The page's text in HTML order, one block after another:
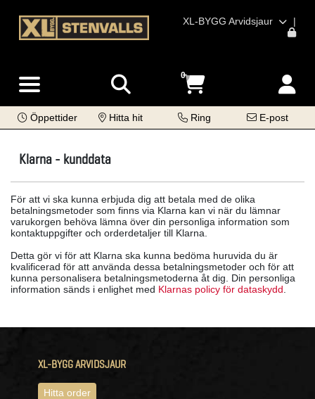
XL-BYGG Arvidsjaur |
0
Öppettider Hitta hit Ring E-post
Klarna - kunddata
För att vi ska kunna erbjuda dig att betala med de olika
betalningsmetoder som finns via Klarna kan vi när du lämnar
varukorgen behöva lämna över din personliga information som
kontaktuppgifter och orderdetaljer till Klarna.
Detta gör vi för att Klarna ska kunna bedöma huruvida du är
kvalificerad för att använda dessa betalningsmetoder och för att
kunna personalisera betalningsmetoderna åt dig. Din personliga
information sänds i enlighet med Klarnas policy för dataskydd
XL-BYGG ARVIDSJAUR
Hitta order